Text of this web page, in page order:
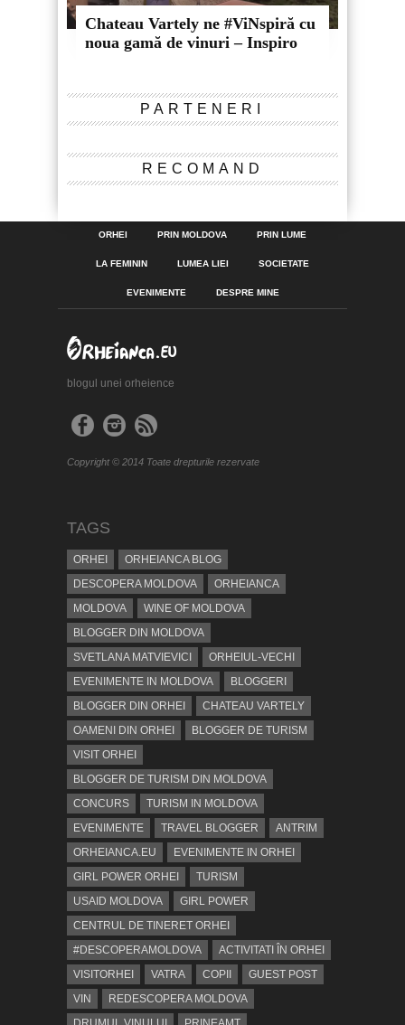
Chateau Vartely ne #ViNspiră cu
noua gamă de vinuri – Inspiro
PARTENERI
RECOMAND
ORHEI PRIN MOLDOVA PRIN LUME
LA FEMININ LUMEA LIEI SOCIETATE
EVENIMENTE DESPRE MINE
blogul unei orheience
Copyright © 2014 Toate drepturile rezervate
TAGS
ORHEI
ORHEIANCA BLOG
DESCOPERA MOLDOVA
ORHEIANCA
MOLDOVA
WINE OF MOLDOVA
BLOGGER DIN MOLDOVA
SVETLANA MATVIEVICI
ORHEIUL-VECHI
EVENIMENTE IN MOLDOVA
BLOGGERI
BLOGGER DIN ORHEI
CHATEAU VARTELY
OAMENI DIN ORHEI
BLOGGER DE TURISM
VISIT ORHEI
BLOGGER DE TURISM DIN MOLDOVA
CONCURS
TURISM IN MOLDOVA
EVENIMENTE
TRAVEL BLOGGER
ANTRIM
ORHEIANCA.EU
EVENIMENTE IN ORHEI
GIRL POWER ORHEI
TURISM
USAID MOLDOVA
GIRL POWER
CENTRUL DE TINERET ORHEI
#DESCOPERAMOLDOVA
ACTIVITATI ÎN ORHEI
VISITORHEI
VATRA COPII
GUEST POST
VIN
REDESCOPERA MOLDOVA